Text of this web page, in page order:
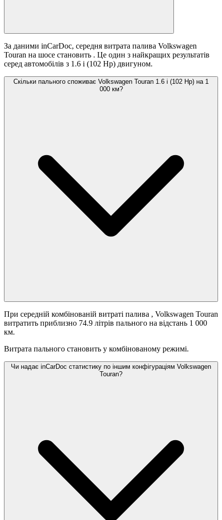
За даними inCarDoc, середня витрата палива Volkswagen
Touran на шосе становить . Це один з найкращих результатів
серед автомобілів з 1.6 i (102 Hp) двигуном.
Скільки пального споживає Volkswagen Touran 1.6 i (102 Hp) на 1
000 км?
При середній комбінованій витраті палива , Volkswagen Touran
витратить приблизно 74.9 літрів пального на відстань 1 000
км.
Витрата пального становить у комбінованому режимі.
Чи надає inCarDoc статистику по іншим конфігураціям Volkswagen
Touran?